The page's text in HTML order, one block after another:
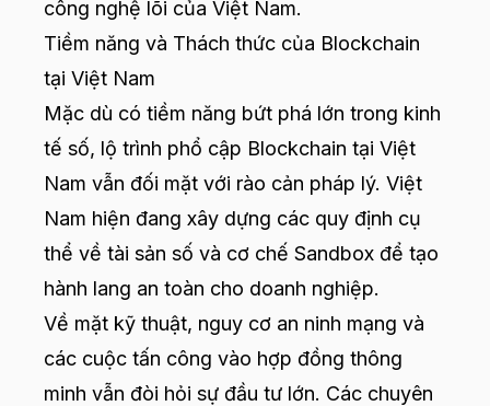
công nghệ lõi của Việt Nam.
Tiềm năng và Thách thức của Blockchain
tại Việt Nam
Mặc dù có tiềm năng bứt phá lớn trong kinh
tế số, lộ trình phổ cập Blockchain tại Việt
Nam vẫn đối mặt với rào cản pháp lý. Việt
Nam hiện đang xây dựng các quy định cụ
thể về tài sản số và cơ chế Sandbox để tạo
hành lang an toàn cho doanh nghiệp.
Về mặt kỹ thuật, nguy cơ an ninh mạng và
các cuộc tấn công vào hợp đồng thông
minh vẫn đòi hỏi sự đầu tư lớn. Các chuyên